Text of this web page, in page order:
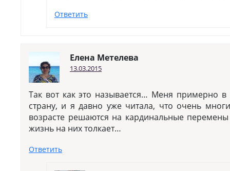
Ответить
Елена Метелева
13.03.2015
Так вот как это называется… Меня примерно в
страну, и я давно уже читала, что очень
возрасте решаются на кардинальные
жизнь на них толкает…
Ответить